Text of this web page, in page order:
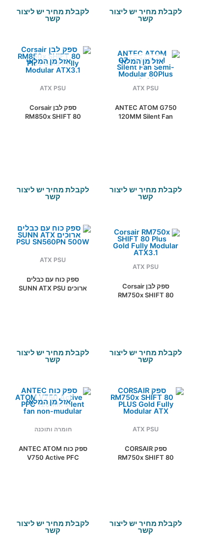
לקבלת מחיר יש ליצור
קשר
לקבלת מחיר יש ליצור
קשר
אזל מן המלאי
ATX PSU
ANTEC ATOM G750
120MM Silent Fan
לקבלת מחיר יש ליצור
קשר
אזל מן המלאי
ATX PSU
ספק לבן Corsair
RM850x SHIFT 80
לקבלת מחיר יש ליצור
קשר
ATX PSU
ספק לבן Corsair
RM750x SHIFT 80
לקבלת מחיר יש ליצור
קשר
ATX PSU
ספק כוח עם כבלים
ארוכים SUNN ATX PSU
לקבלת מחיר יש ליצור
קשר
ATX PSU
ספק CORSAIR
RM750x SHIFT 80
לקבלת מחיר יש ליצור
קשר
אזל מן המלאי
חומרה ותוכנה
ספק כוח ANTEC ATOM
V750 Active PFC
לקבלת מחיר יש ליצור
קשר